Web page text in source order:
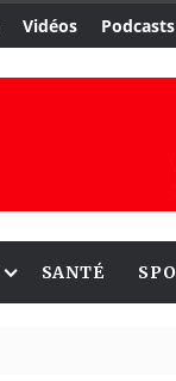
Vidéos Podcasts
SANTÉ
Les